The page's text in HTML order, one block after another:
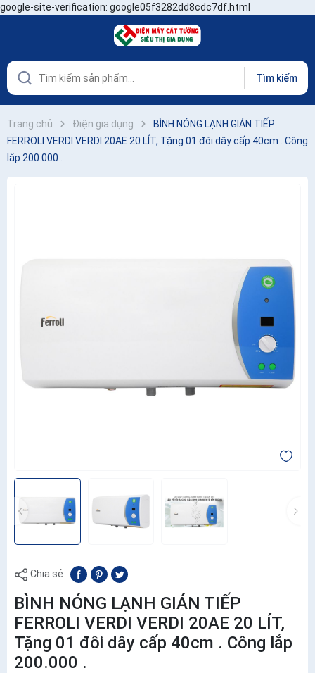
google-site-verification: google05f3282dd8cdc7df.html
Tìm kiếm
Trang chủ Điện gia dụng
BÌNH NÓNG LẠNH GIÁN TIẾP
FERROLI VERDI VERDI 20AE 20 LÍT, Tặng 01 đôi dây cấp 40cm . Công
lắp 200.000 .
Chia sẻ
BÌNH NÓNG LẠNH GIÁN TIẾP
FERROLI VERDI VERDI 20AE 20 LÍT,
Tặng 01 đôi dây cấp 40cm . Công lắp
200.000 .